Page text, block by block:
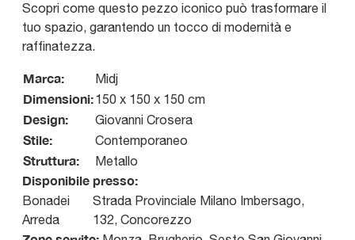
Scopri come questo pezzo iconico può trasformare il
tuo spazio, garantendo un tocco di modernità e
raffinatezza.
Marca: Midj
Dimensioni:150 x 150 x 150 cm
Design: Giovanni Crosera
Stile: Contemporaneo
Struttura: Metallo
Disponibile presso:
Bonadei
Arreda
Strada Provinciale Milano Imbersago,
132, Concorezzo